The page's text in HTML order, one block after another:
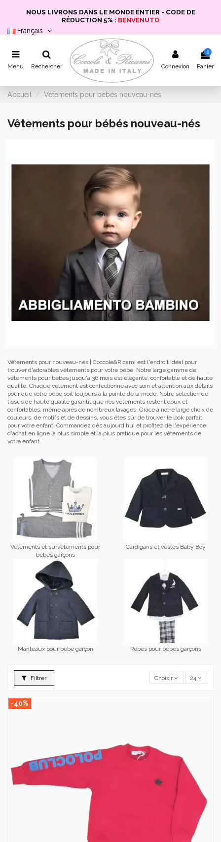
NOUS LIVRONS DANS LE MONDE ENTIER - CODE DE
RÉDUCTION 5% : BENVENUTO
Français
Menu Rechercher Connexion
0
Panier
Accueil Vêtements pour bébés nouveau-nés
Vêtements pour bébés nouveau-nés
Vêtements pour nouveau-nés | Coccole&Ricami est l'endroit idéal pour
trouver d'adorables vêtements pour votre bébé. Notre large gamme de
vêtements pour bébés jusqu'à 36 mois est élégante, confortable et de haute
qualité. Chaque vêtement est confectionné avec soin et attention aux détails
pour que votre bébé soit toujours à la pointe de la mode. Notre sélection de
tissus de haute qualité garantit que nos vêtements restent doux et
confortables, même après de nombreux lavages. Grâce à notre large choix de
couleurs, de motifs et de dessins, vous êtes sûr de trouver le look parfait
pour votre enfant. Commandez dès aujourd'hui et profitez de l'expérience
d'achat en ligne la plus simple et la plus pratique pour les vêtements de
votre enfant.
Vêtements et survêtements pour
bébés garçons
Cardigans et vestes Baby Boy
Manteaux pour bébé garçon Robes pour bébés garçons
Filtrer Choisir 24
-40%